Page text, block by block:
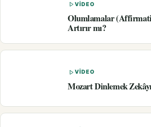
VIDEO
Olumlamalar
Artırır mı?
VIDEO
Mozart Dinlemek